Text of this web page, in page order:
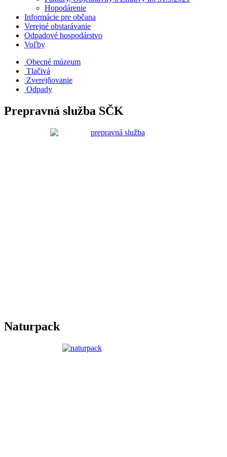
Hopodárenie
Informácie pre občana
Verejné obstarávanie
Odpadové hospodárstvo
Voľby
Obecné múzeum
Tlačivá
Zverejňovanie
Odpady
Prepravná služba SČK
Naturpack